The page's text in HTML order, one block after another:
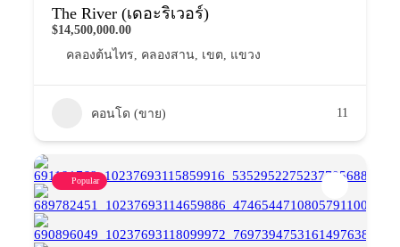
The River (เดอะริเวอร์)
$14,500,000.00
คลองต้นไทร
คลองสาน เขต แขวง
คอนโด (ขาย) 11
Popular